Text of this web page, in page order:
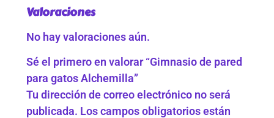
Valoraciones
No hay valoraciones aún.
Sé el primero en valorar “Gimnasio de pared
para gatos Alchemilla”
Tu dirección de correo electrónico no será
publicada. Los campos obligatorios están